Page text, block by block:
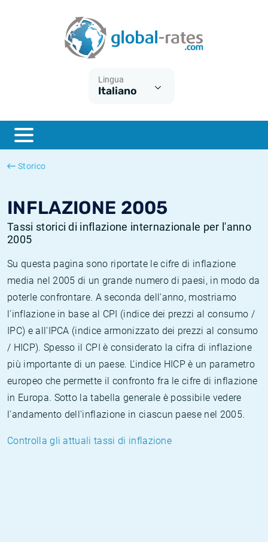
Lingua
Italiano
Storico
INFLAZIONE 2005
Tassi storici di inflazione internazionale per l'anno
2005
Su questa pagina sono riportate le cifre di inflazione
media nel 2005 di un grande numero di paesi, in modo da
poterle confrontare. A seconda dell'anno, mostriamo
l'inflazione in base al CPI (indice dei prezzi al consumo /
IPC) e all'IPCA (indice armonizzato dei prezzi al consumo
/ HICP). Spesso il CPI è considerato la cifra di inflazione
più importante di un paese. L'indice HICP è un parametro
europeo che permette il confronto fra le cifre di inflazione
in Europa. Sotto la tabella generale è possibile vedere
l'andamento dell'inflazione in ciascun paese nel 2005.
Controlla gli attuali tassi di inflazione
ESTER
SONIA
Cos'è l'inflazione CPI?
Cos'è l'inflazione HICP?
Inflazione Italia
Inflazione Stati Uniti
Tassi storici Euribor
Tassi storici di SONIA
Tassi storici di TONAR
Calcolatore dell’inflazione